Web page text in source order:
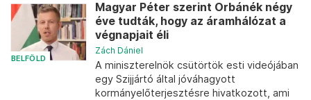
BELFÖLD
Magyar Péter szerint Orbánék négy
éve tudták, hogy az áramhálózat a
végnapjait éli
Zách Dániel
A miniszterelnök csütörtök esti videójában
egy Szijjártó által jóváhagyott
kormányelőterjesztésre hivatkozott, ami